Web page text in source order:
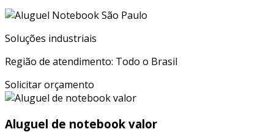
Soluções industriais
Região de atendimento: Todo o Brasil
Solicitar orçamento
Aluguel de notebook valor